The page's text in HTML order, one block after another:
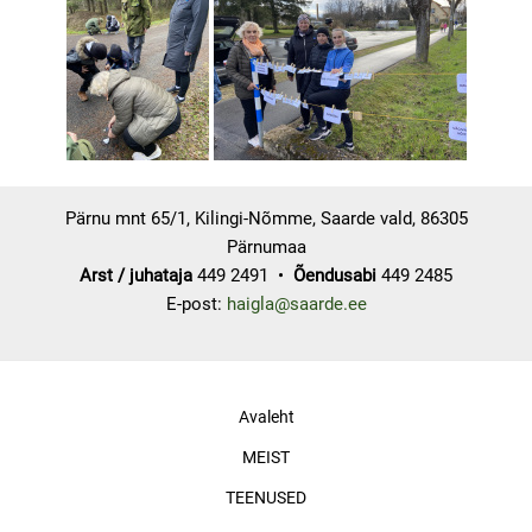
Pärnu mnt 65/1, Kilingi-Nõmme, Saarde vald, 86305
Pärnumaa
Arst / juhataja 449 2491 • Õendusabi 449 2485
E-post: haigla@saarde.ee
Avaleht
MEIST
TEENUSED